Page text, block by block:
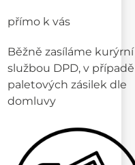
přímo k vás
Běžně zasíláme kurýrní
službou DPD, v případě
paletových zásilek dle
domluvy